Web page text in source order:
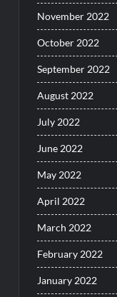
November 2022
October 2022
September 2022
August 2022
July 2022
June 2022
May 2022
April 2022
March 2022
February 2022
January 2022